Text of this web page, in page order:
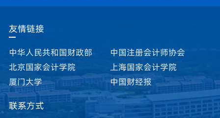
友情链接
中华人民共和国财政部
中国注册会计师协会
北京国家会计学院
上海国家会计学院
厦门大学
中国财经报
联系方式